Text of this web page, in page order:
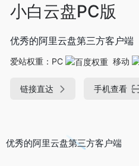
小白云盘PC版
优秀的阿里云盘第三方客户端
爱站权重： PC 移动
链接直达 手机查看
优秀的阿里云盘第三方客户端